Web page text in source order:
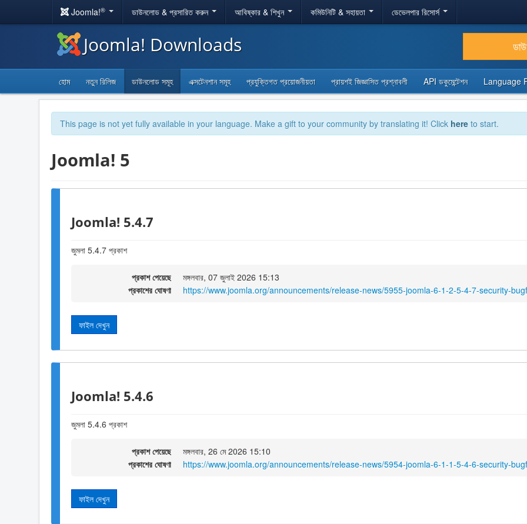
Joomla!® ডাউনলোড & প্রসারিত করুন আবিষ্কার & শিখুন কমিউনিটি & সহায়তা ডেভেলপার রিসোর্স
Joomla! Downloads
হোম নতুন রিলিজ ডাউনলোড সমূহ এক্সটেনশান সমূহ প্রযুক্তিগত প্রয়োজনীয়তা প্রায়শই জিজ্ঞাসিত প্রশ্নাবলী API ডকুমেন্টেশন Language
This page is not yet fully available in your language. Make a gift to your community by translating it! Click here to start.
Joomla! 5
Joomla! 5.4.7
জুমলা 5.4.7 প্রকাশ
প্রকাশ পেয়েছে
মঙ্গলবার, 07 জুলাই 2026 15:13
প্রকাশের ঘোষণা
https://www.joomla.org/announcements/release-news/5955-joomla-6-1-2-5-4-7-security-
ফাইল দেখুন
Joomla! 5.4.6
জুমলা 5.4.6 প্রকাশ
প্রকাশ পেয়েছে
মঙ্গলবার, 26 মে 2026 15:10
প্রকাশের ঘোষণা
https://www.joomla.org/announcements/release-news/5954-joomla-6-1-1-5-4-6-security-
ফাইল দেখুন